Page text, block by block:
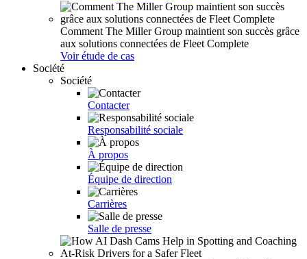
Comment The Miller Group maintient son succès grâce
aux solutions connectées de Fleet Complete
Voir étude de cas
Société
Société
Contacter
Responsabilité sociale
À propos
Équipe de direction
Carrières
Salle de presse